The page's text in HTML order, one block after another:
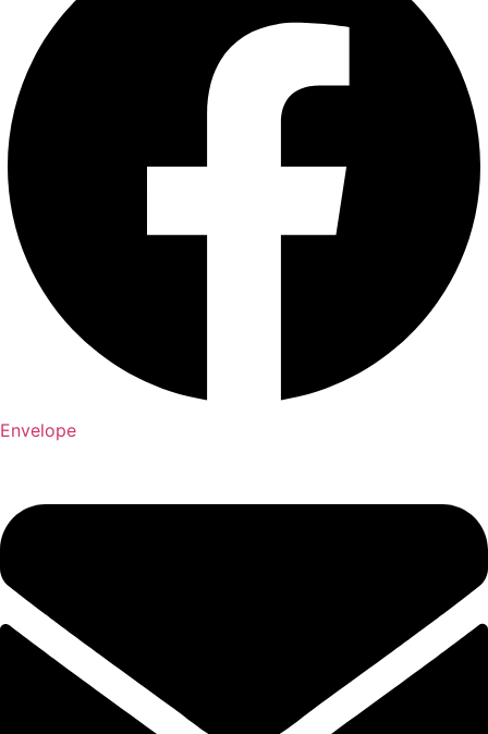
Envelope